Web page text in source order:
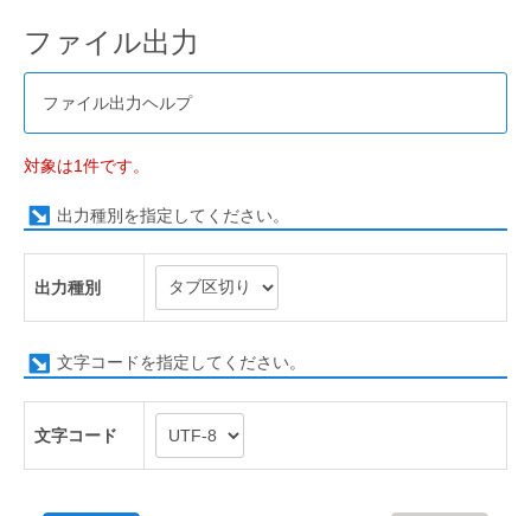
ファイル出力
ファイル出力ヘルプ
対象は1件です。
出力種別を指定してください。
出力種別
文字コードを指定してください。
文字コード